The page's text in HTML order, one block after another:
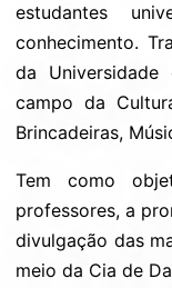
estudantes
conhecimento.
da
campo da
Brincadeiras,
Tem como
professores, a
divulgação das
meio da Cia de